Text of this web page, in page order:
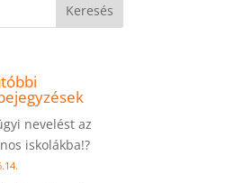
Keresés
nevelést az
iskolákba!?